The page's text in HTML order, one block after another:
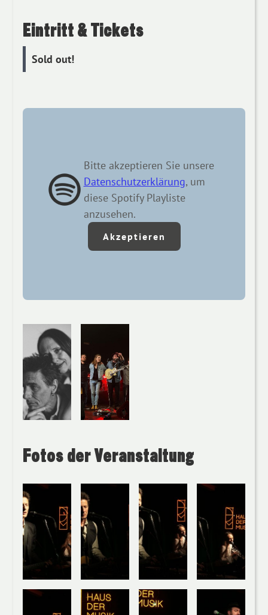
Eintritt & Tickets
Sold out!
Bitte akzeptieren Sie unsere
Datenschutzerklärung, um
diese Spotify Playliste
anzusehen.
Akzeptieren
Fotos der Veranstaltung